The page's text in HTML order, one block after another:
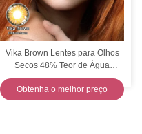
Vika Brown Lentes para Olhos
Secos 48% Teor de Água
Profissional Confortável
Obtenha o melhor preço